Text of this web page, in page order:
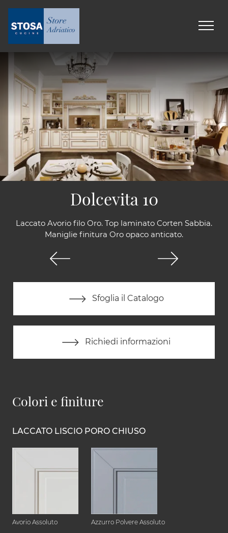
Laccato Avorio filo Oro. Top laminato Corten Sabbia.
Maniglie finitura Oro opaco anticato.
Sfoglia il Catalogo
Richiedi informazioni
Dolcevita 10
Colori e finiture
LACCATO LISCIO PORO CHIUSO
Avorio Assoluto Azzurro Polvere Assoluto